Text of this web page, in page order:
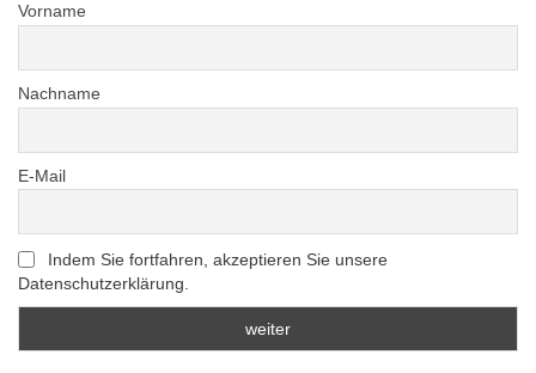
Vorname
Nachname
E-Mail
Indem Sie fortfahren, akzeptieren Sie unsere
Datenschutzerklärung.